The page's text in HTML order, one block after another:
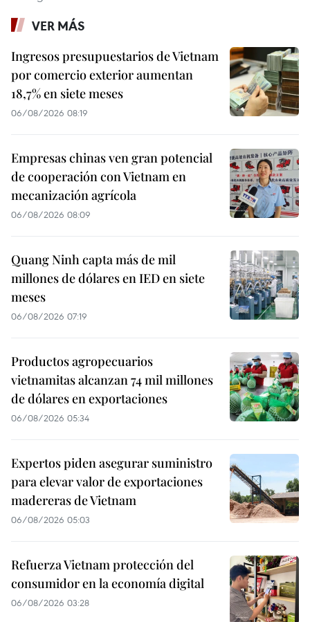
VER MÁS
Ingresos presupuestarios de Vietnam
por comercio exterior aumentan
18,7% en siete meses
06/08/2026 08:19
Empresas chinas ven gran potencial
de cooperación con Vietnam en
mecanización agrícola
06/08/2026 08:09
Quang Ninh capta más de mil
millones de dólares en IED en siete
meses
06/08/2026 07:19
Productos agropecuarios
vietnamitas alcanzan 74 mil millones
de dólares en exportaciones
06/08/2026 05:34
Expertos piden asegurar suministro
para elevar valor de exportaciones
madereras de Vietnam
06/08/2026 05:03
Refuerza Vietnam protección del
consumidor en la economía digital
06/08/2026 03:28